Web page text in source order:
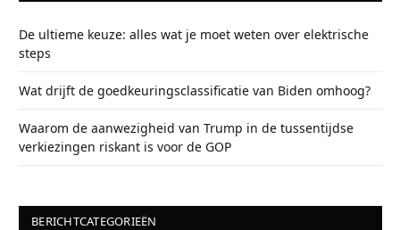
De ultieme keuze: alles wat je moet weten over elektrische
steps
Wat drijft de goedkeuringsclassificatie van Biden omhoog?
Waarom de aanwezigheid van Trump in de tussentijdse
verkiezingen riskant is voor de GOP
BERICHTCATEGORIEËN